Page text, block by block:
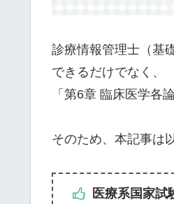
診療情報管理士（基
できるだけでなく、
「第6章 臨床医学各
そのため、本記事は
医療系国家試